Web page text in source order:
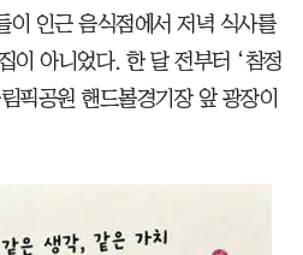
이 인근 음식점에서 저녁 식사를
이 아니었다. 한 달 전부터 ‘참정
픽공원 핸드볼경기장 앞 광장이